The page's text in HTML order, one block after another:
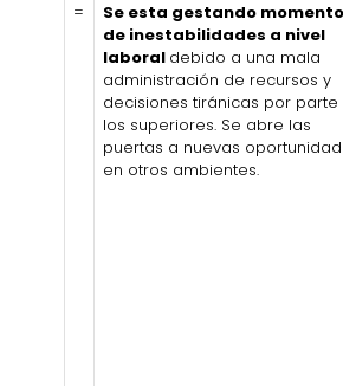
=
Se esta gestando
de inestabilidades a nivel
laboral debido a una mala
administración de recursos y
decisiones tiránicas por
los superiores. Se abre las
puertas a nuevas
en otros ambientes.